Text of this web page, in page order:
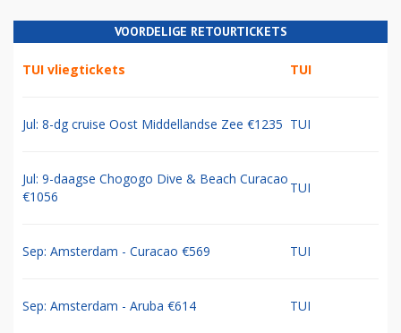
VOORDELIGE RETOURTICKETS
TUI vliegtickets TUI
Jul: 8-dg cruise Oost Middellandse Zee €1235 TUI
Jul: 9-daagse Chogogo Dive & Beach Curacao
€1056
TUI
Sep: Amsterdam - Curacao €569 TUI
Sep: Amsterdam - Aruba €614 TUI